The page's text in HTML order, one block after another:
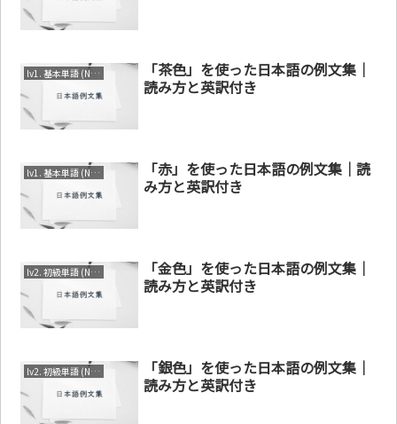
lv1. 基本単語 (N4～N5)
「茶色」を使った日本語の例文集｜
読み方と英訳付き
lv1. 基本単語 (N4～N5)
「赤」を使った日本語の例文集｜読
み方と英訳付き
lv2. 初級単語 (N3～N4)
「金色」を使った日本語の例文集｜
読み方と英訳付き
lv2. 初級単語 (N3～N4)
「銀色」を使った日本語の例文集｜
読み方と英訳付き